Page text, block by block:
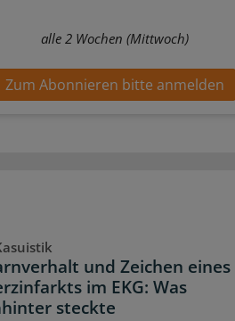
alle 2 Wochen (Mittwoch)
Zum Abonnieren bitte anmelden
und Zeichen eines
im EKG: Was
steckte